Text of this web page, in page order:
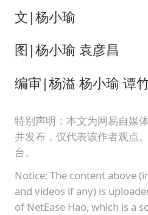
文|杨小瑜
图|杨小瑜 袁彦昌
编审|杨溢 杨小瑜 谭
特别声明：本文为网易自媒
并发布，仅代表该作者观点
台。
Notice: The content above
and videos if any) is
of NetEase Hao, which is a